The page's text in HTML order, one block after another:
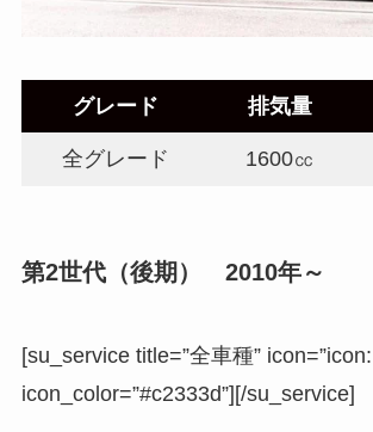
グレード 排気量
全グレード 1600㏄
第2世代（後期） 2010年～
[su_service title=”全車種”
icon_color=”#c2333d”][/su_service]